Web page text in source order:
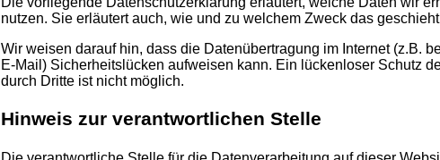
nutzen. Sie erläutert auch, wie und zu welchem Zweck das
Wir weisen darauf hin, dass die Datenübertragung im Internet (z.B.
E-Mail) Sicherheitslücken aufweisen kann. Ein lückenloser Schutz
durch Dritte ist nicht möglich.
Hinweis zur verantwortlichen Stelle